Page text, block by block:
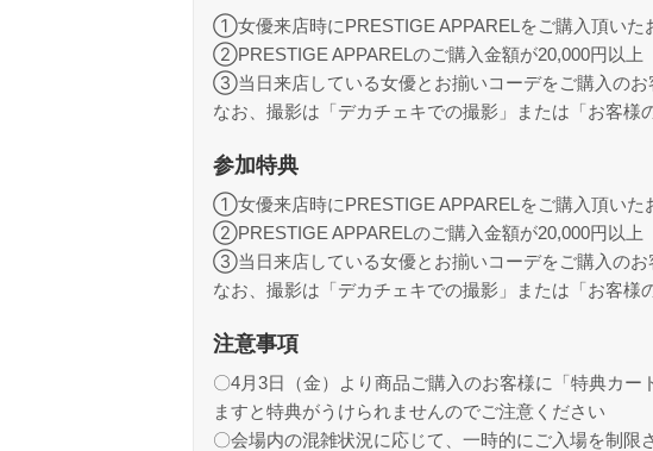
①女優来店時にPRESTIGE APPARELをご購入頂いた
②PRESTIGE APPARELのご購入金額が20,000円以上
③当日来店している女優とお揃いコーデをご購入のお
なお、撮影は「デカチェキでの撮影」または「お客様
参加特典
①女優来店時にPRESTIGE APPARELをご購入頂いた
②PRESTIGE APPARELのご購入金額が20,000円以上
③当日来店している女優とお揃いコーデをご購入のお
なお、撮影は「デカチェキでの撮影」または「お客様
注意事項
〇4月3日（金）より商品ご購入のお客様に「特典カ
ますと特典がうけられませんのでご注意ください
〇会場内の混雑状況に応じて、一時的にご入場を制